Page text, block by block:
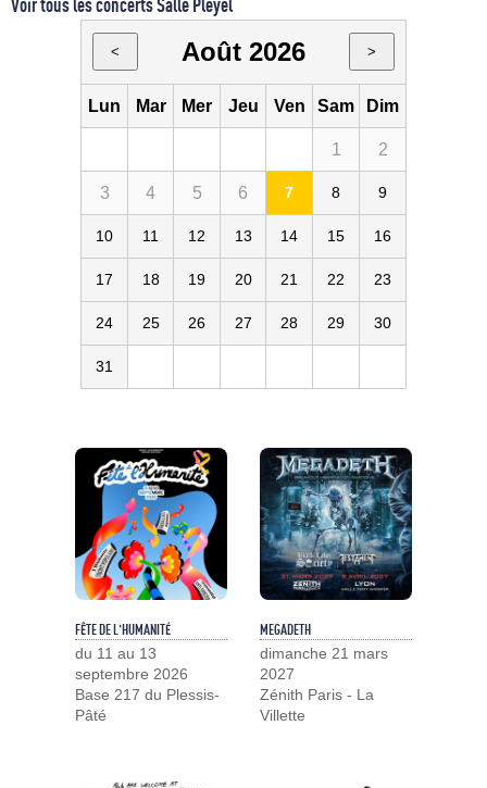
< Août 2026 >
Lun Mar Mer Jeu Ven Sam Dim
1 2
3 4 5 6 7 8 9
10 11 12 13 14 15 16
17 18 19 20 21 22 23
24 25 26 27 28 29 30
31
FÊTE DE L'HUMANITÉ
du 11 au 13
septembre 2026
Base 217 du Plessis-
Pâté
MEGADETH
dimanche 21 mars
2027
Zénith Paris - La
Villette